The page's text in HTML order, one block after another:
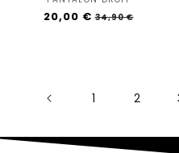
Regular
20,00 € Sale
34,90 €
1 2